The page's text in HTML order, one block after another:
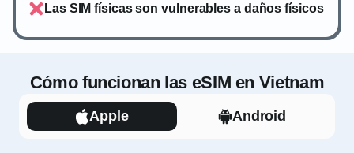
Las SIM físicas son vulnerables a daños físicos
Cómo funcionan las eSIM en Vietnam
Apple Android